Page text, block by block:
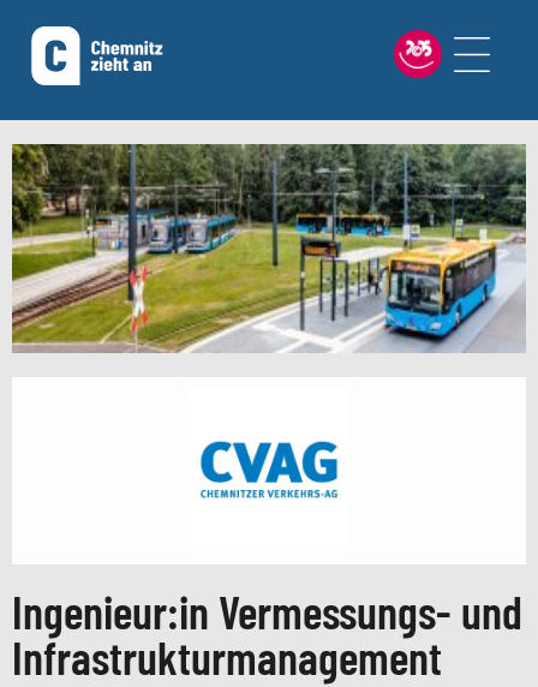
Ingenieur:in Vermessungs- und
Infrastrukturmanagement